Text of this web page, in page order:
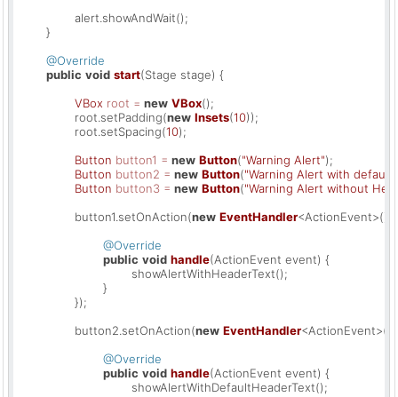
@Override
public void start(Stage stage) {
VBox root = new VBox();
		root.setPadding(
new Insets(10));
		root.setSpacing(
10);
Button button1 = new Button("Warning Alert");
Button button2 = new Button("Warning Alert with default
Button button3 = new Button("Warning Alert without
		button1.setOnAction(
new EventHandler<ActionEvent>() {
@Override
public void handle(ActionEvent event) {
		button2.setOnAction(
new EventHandler<ActionEvent>()
@Override
public void handle(ActionEvent event) {